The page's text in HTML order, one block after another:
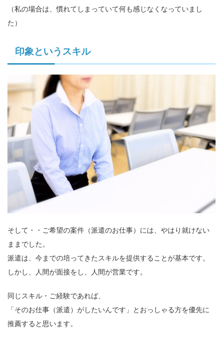
（私の場合は、慣れてしまっていて何も感じなくなっていまし
た）
印象というスキル
そして・・ご希望の案件（派遣のお仕事）には、やはり就けない
ままでした。
派遣は、今までの培ってきたスキルを提供することが基本です。
しかし、人間が面接をし、人間が営業です。
同じスキル・ご経験であれば、
「そのお仕事（派遣）がしたいんです」とおっしゃる方を優先に
推薦すると思います。